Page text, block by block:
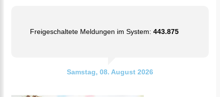
Freigeschaltete Meldungen im System: 443.875
Samstag, 08. August 2026